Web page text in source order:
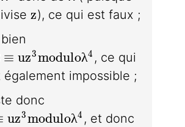
z
z), ce qui est faux ;
uz^3 modulo \lambda^4
≡ uz3moduloλ4 , ce qui
également impossible ;
donc
uz^3 modulo \lambda^4
uz3moduloλ4 , et donc